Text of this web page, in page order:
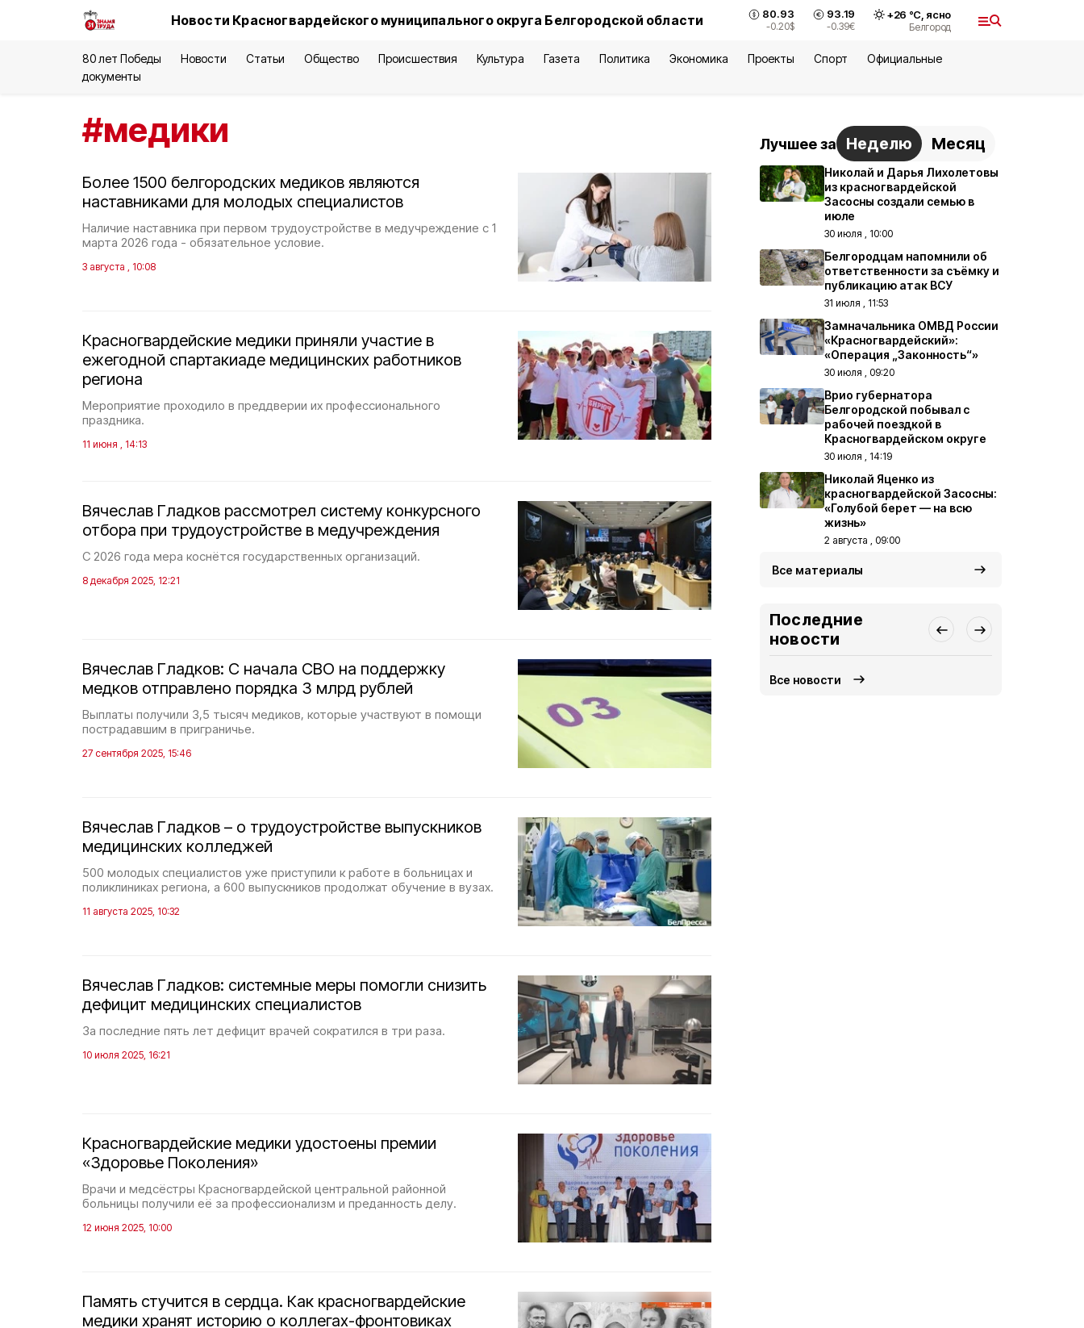
Новости Красногвардейского муниципального округа Белгородской области 80.93
-0.20$
93.19
-0.39€
+26 °С, ясно
Белгород
80 лет Победы Новости Статьи Общество Происшествия Культура Газета Политика Экономика Проекты Спорт
Официальные
документы
#медики
Более 1500 белгородских медиков являются
наставниками для молодых специалистов
Наличие наставника при первом трудоустройстве в медучреждение с 1
марта 2026 года - обязательное условие.
3 августа , 10:08
Красногвардейские медики приняли участие в
ежегодной спартакиаде медицинских работников
региона
Мероприятие проходило в преддверии их профессионального
праздника.
11 июня , 14:13
Вячеслав Гладков рассмотрел систему конкурсного
отбора при трудоустройстве в медучреждения
С 2026 года мера коснётся государственных организаций.
8 декабря 2025, 12:21
Вячеслав Гладков: С начала СВО на поддержку
медков отправлено порядка 3 млрд рублей
Выплаты получили 3,5 тысяч медиков, которые участвуют в помощи
пострадавшим в приграничье.
27 сентября 2025, 15:46
Вячеслав Гладков – о трудоустройстве выпускников
медицинских колледжей
500 молодых специалистов уже приступили к работе в больницах и
поликлиниках региона, а 600 выпускников продолжат обучение в вузах.
11 августа 2025, 10:32
Вячеслав Гладков: системные меры помогли снизить
дефицит медицинских специалистов
За последние пять лет дефицит врачей сократился в три раза.
10 июля 2025, 16:21
Красногвардейские медики удостоены премии
«Здоровье Поколения»
Врачи и медсёстры Красногвардейской центральной районной
больницы получили её за профессионализм и преданность делу.
12 июня 2025, 10:00
Память стучится в сердца. Как красногвардейские
медики хранят историю о коллегах-фронтовиках
Лучшее за Неделю Месяц
Николай и Дарья Лихолетовы
из красногвардейской
Засосны создали семью в
июле
30 июля , 10:00
Белгородцам напомнили об
ответственности за съёмку и
публикацию атак ВСУ
31 июля , 11:53
Замначальника ОМВД России
«Красногвардейский»:
«Операция „Законность“»
30 июля , 09:20
Врио губернатора
Белгородской побывал с
рабочей поездкой в
Красногвардейском округе
30 июля , 14:19
Николай Яценко из
красногвардейской Засосны:
«Голубой берет — на всю
жизнь»
2 августа , 09:00
Все материалы
Последние
новости
Все новости